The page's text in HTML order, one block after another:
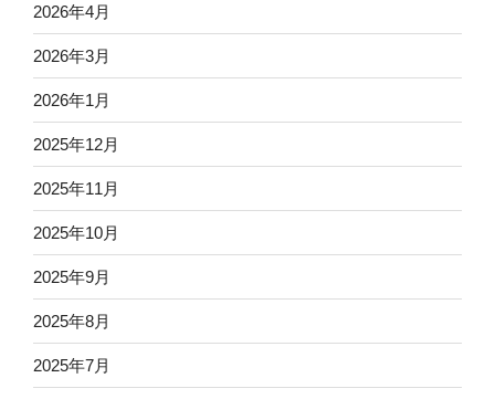
2026年4月
2026年3月
2026年1月
2025年12月
2025年11月
2025年10月
2025年9月
2025年8月
2025年7月